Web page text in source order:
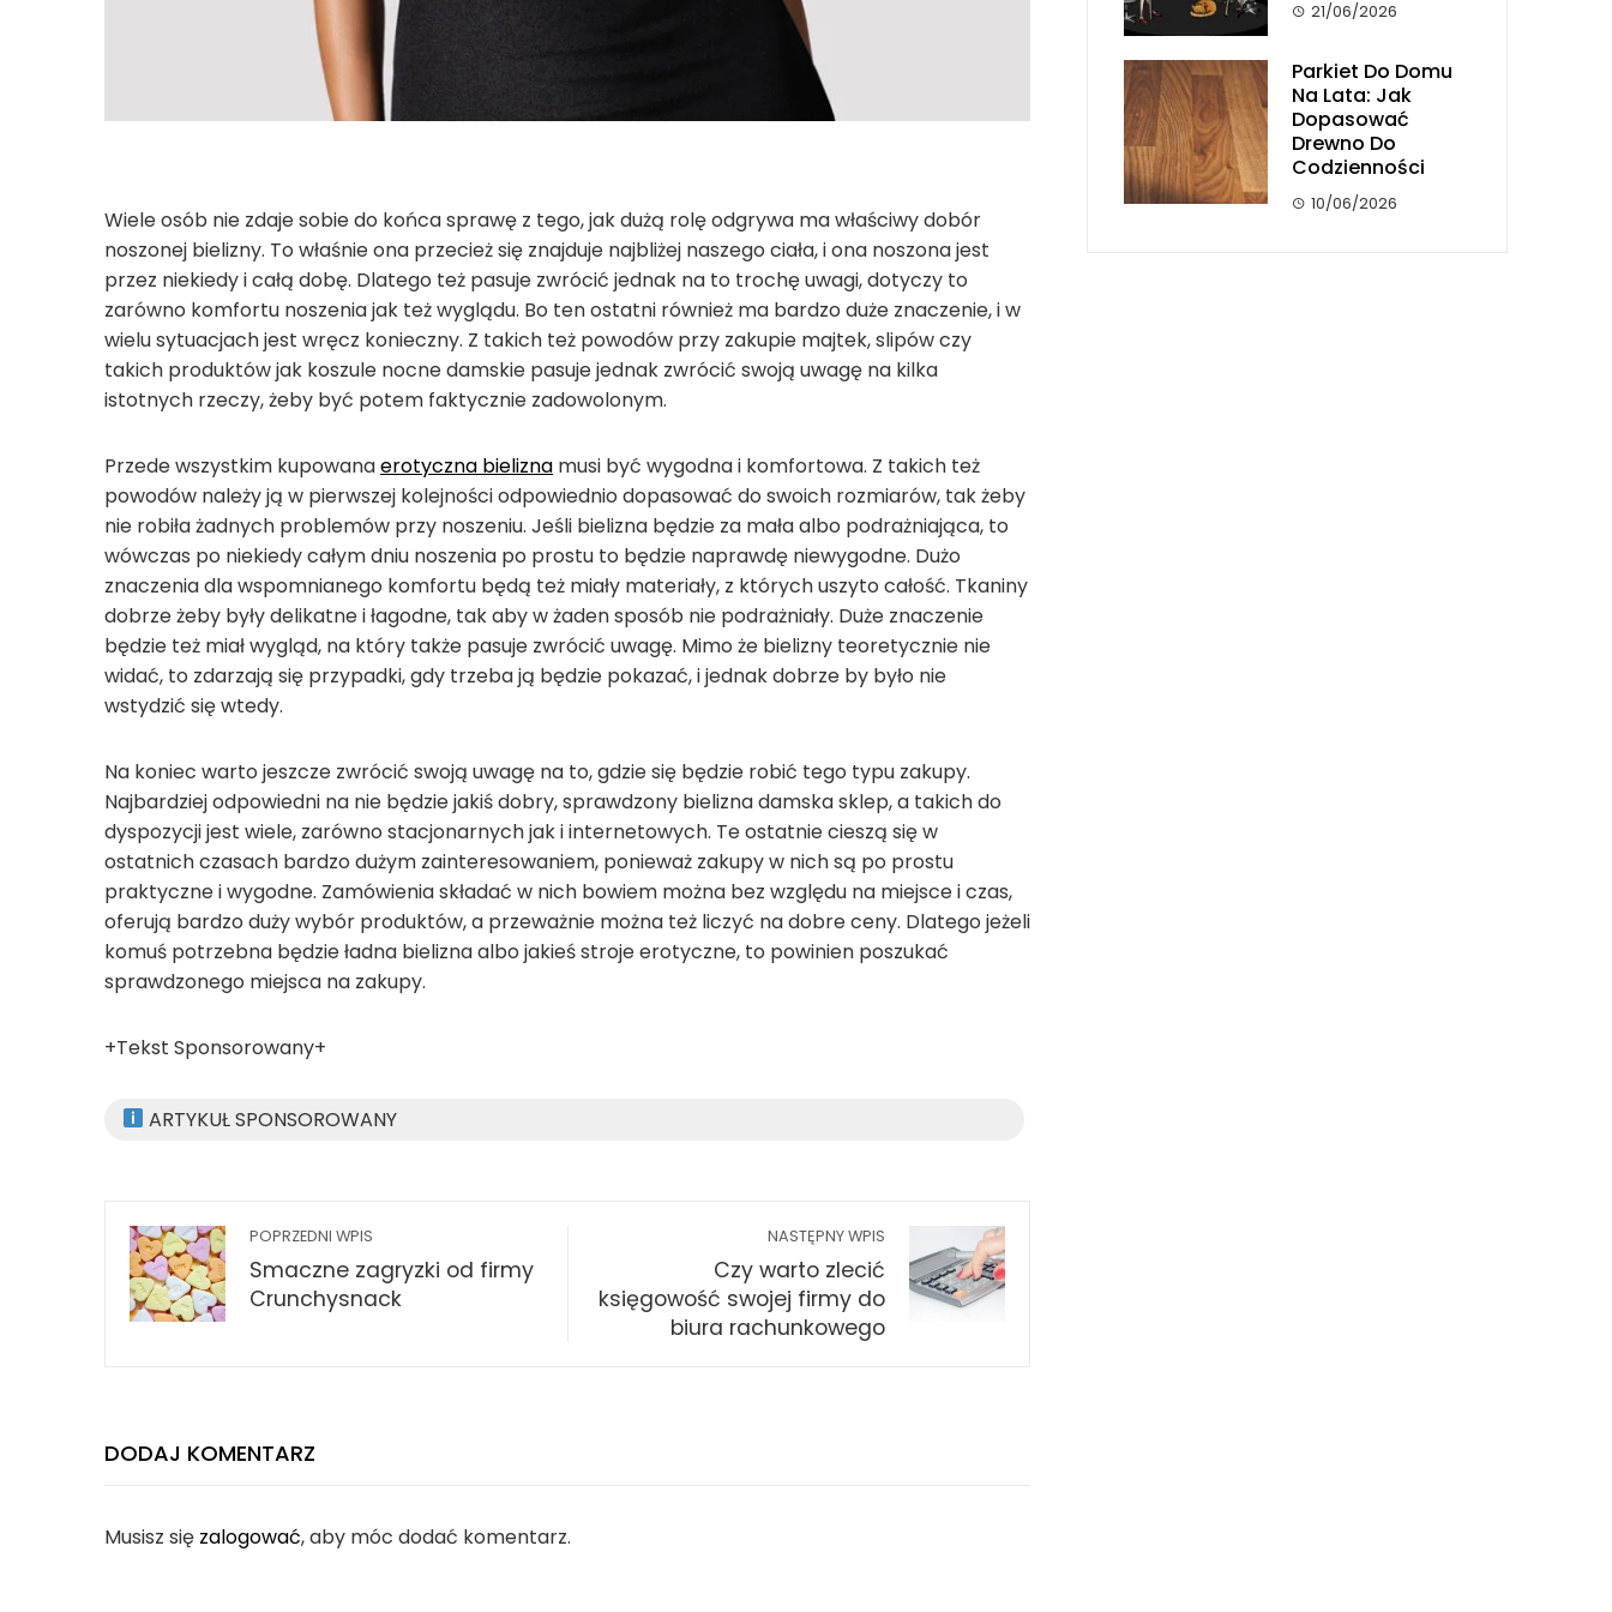
Wiele osób nie zdaje sobie do końca sprawę z tego, jak dużą rolę odgrywa ma właściwy dobór
noszonej bielizny. To właśnie ona przecież się znajduje najbliżej naszego ciała, i ona noszona jest
przez niekiedy i całą dobę. Dlatego też pasuje zwrócić jednak na to trochę uwagi, dotyczy to
zarówno komfortu noszenia jak też wyglądu. Bo ten ostatni również ma bardzo duże znaczenie, i w
wielu sytuacjach jest wręcz konieczny. Z takich też powodów przy zakupie majtek, slipów czy
takich produktów jak koszule nocne damskie pasuje jednak zwrócić swoją uwagę na kilka
istotnych rzeczy, żeby być potem faktycznie zadowolonym.
Przede wszystkim kupowanaerotyczna bielizna musi być wygodna i komfortowa. Z takich też
powodów należy ją w pierwszej kolejności odpowiednio dopasować do swoich rozmiarów, tak żeby
nie robiła żadnych problemów przy noszeniu. Jeśli bielizna będzie za mała albo podrażniająca, to
wówczas po niekiedy całym dniu noszenia po prostu to będzie naprawdę niewygodne. Dużo
znaczenia dla wspomnianego komfortu będą też miały materiały, z których uszyto całość. Tkaniny
dobrze żeby były delikatne i łagodne, tak aby w żaden sposób nie podrażniały. Duże znaczenie
będzie też miał wygląd, na który także pasuje zwrócić uwagę. Mimo że bielizny teoretycznie nie
widać, to zdarzają się przypadki, gdy trzeba ją będzie pokazać, i jednak dobrze by było nie
wstydzić się wtedy.
Na koniec warto jeszcze zwrócić swoją uwagę na to, gdzie się będzie robić tego typu zakupy.
Najbardziej odpowiedni na nie będzie jakiś dobry, sprawdzony bielizna damska sklep, a takich do
dyspozycji jest wiele, zarówno stacjonarnych jak i internetowych. Te ostatnie cieszą się w
ostatnich czasach bardzo dużym zainteresowaniem, ponieważ zakupy w nich są po prostu
praktyczne i wygodne. Zamówienia składać w nich bowiem można bez względu na miejsce i czas,
oferują bardzo duży wybór produktów, a przeważnie można też liczyć na dobre ceny. Dlatego jeżeli
komuś potrzebna będzie ładna bielizna albo jakieś stroje erotyczne, to powinien poszukać
sprawdzonego miejsca na zakupy.
+Tekst Sponsorowany+
ARTYKUŁ SPONSOROWANY
POPRZEDNI WPIS
Smaczne zagryzki od firmy
Crunchysnack
NASTĘPNY WPIS
Czy warto zlecić
księgowość swojej firmy do
biura rachunkowego
DODAJ KOMENTARZ
Musisz się zalogować, aby móc dodać komentarz.
21/06/2026
Parkiet Do Domu
Na Lata: Jak
Dopasować
Drewno Do
Codzienności
10/06/2026